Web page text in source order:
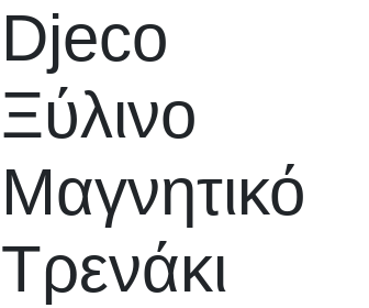
Djeco
Ξύλινο
Μαγνητικό
Τρενάκι